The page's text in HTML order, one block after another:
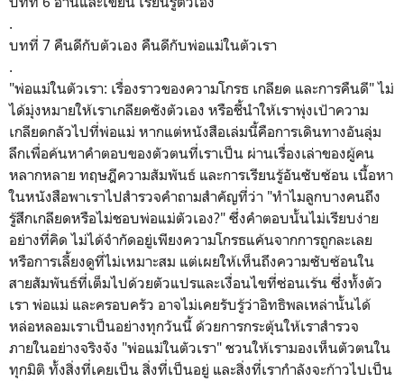
.
บทที่ 7 คืนดีกับตัวเอง คืนดีกับพ่อแม่ในตัวเรา
.
"พ่อแม่ในตัวเรา: เรื่องราวของความโกรธ เกลียด และการคืนดี" ไม่
ได้มุ่งหมายให้เราเกลียดชังตัวเอง หรือชี้นำให้เราพุ่งเป้าความ
เกลียดกลัวไปที่พ่อแม่ หากแต่หนังสือเล่มนี้คือการเดินทางอันลุ่ม
ลึกเพื่อค้นหาคำตอบของตัวตนที่เราเป็น ผ่านเรื่องเล่าของผู้คน
หลากหลาย ทฤษฎีความสัมพันธ์ และการเรียนรู้อันซับซ้อน เนื้อหา
ในหนังสือพาเราไปสำรวจคำถามสำคัญที่ว่า "ทำไมลูกบางคนถึง
รู้สึกเกลียดหรือไม่ชอบพ่อแม่ตัวเอง?" ซึ่งคำตอบนั้นไม่เรียบง่าย
อย่างที่คิด ไม่ได้จำกัดอยู่เพียงความโกรธแค้นจากการถูกละเลย
หรือการเลี้ยงดูที่ไม่เหมาะสม แต่เผยให้เห็นถึงความซับซ้อนใน
สายสัมพันธ์ที่เต็มไปด้วยตัวแปรและเงื่อนไขที่ซ่อนเร้น ซึ่งทั้งตัว
เรา พ่อแม่ และครอบครัว อาจไม่เคยรับรู้ว่าอิทธิพลเหล่านั้นได้
หล่อหลอมเราเป็นอย่างทุกวันนี้ ด้วยการกระตุ้นให้เราสำรวจ
ภายในอย่างจริงจัง "พ่อแม่ในตัวเรา" ชวนให้เรามองเห็นตัวตนใน
ทุกมิติ ทั้งสิ่งที่เคยเป็น สิ่งที่เป็นอยู่ และสิ่งที่เรากำลังจะก้าวไปเป็น